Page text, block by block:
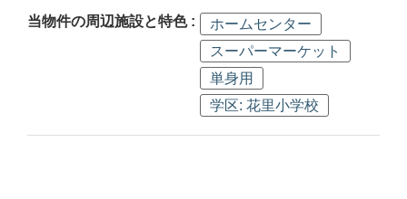
当物件の周辺施設と特色 :
ホームセンター
スーパーマーケット
単身用
学区: 花里小学校